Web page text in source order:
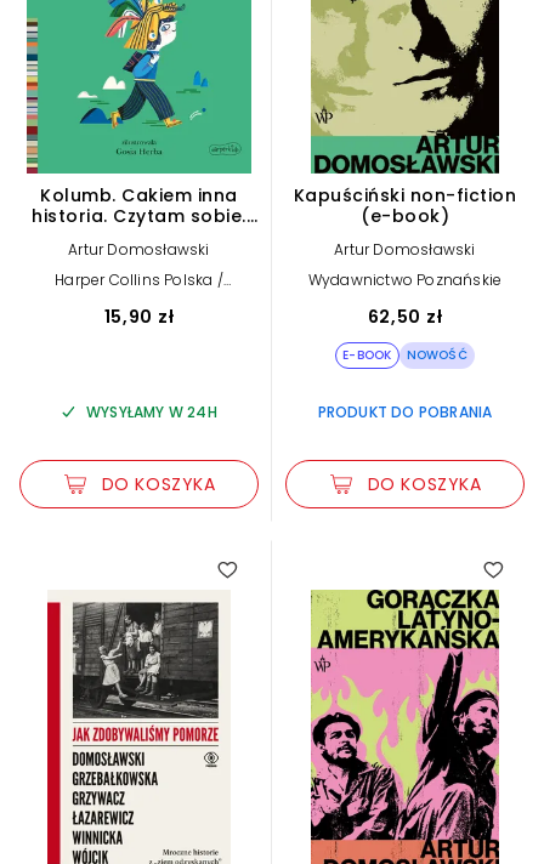
Kolumb. Cakiem inna
historia. Czytam sobie.
Artur Domosławski
Harper Collins Polska /
15,90 zł
WYSYŁAMY W 24H
DO KOSZYKA
Kapuściński non-fiction
(e-book)
Artur Domosławski
Wydawnictwo Poznańskie
62,50 zł
E-BOOK NOWOŚĆ
PRODUKT DO POBRANIA
DO KOSZYKA